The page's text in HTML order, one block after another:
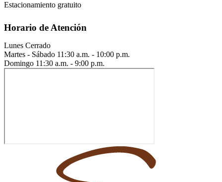
Estacionamiento gratuito
Horario de Atención
Lunes Cerrado
Martes - Sábado 11:30 a.m. - 10:00 p.m.
Domingo 11:30 a.m. - 9:00 p.m.